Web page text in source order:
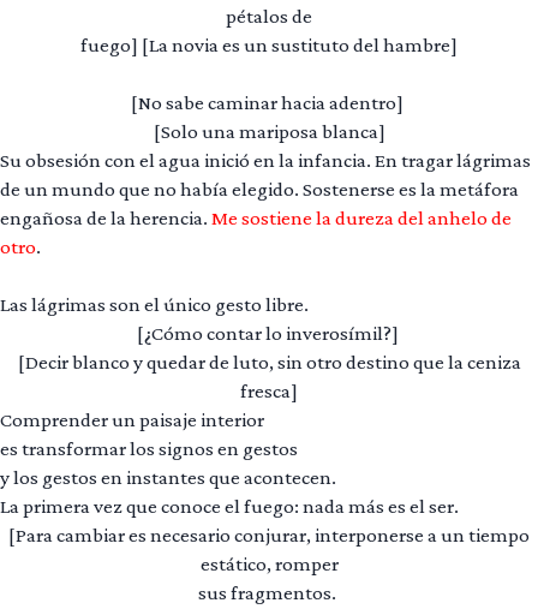
pétalos de
fuego] [La novia es un sustituto del hambre]
[No sabe caminar hacia adentro]
[Solo una mariposa blanca]
Su obsesión con el agua inició en la infancia. En tragar lágrimas
de un mundo que no había elegido. Sostenerse es la metáfora
engañosa de la herencia. Me sostiene la dureza del anhelo de
otro.
Las lágrimas son el único gesto libre.
[¿Cómo contar lo inverosímil?]
[Decir blanco y quedar de luto, sin otro destino que la ceniza
fresca]
Comprender un paisaje interior
es transformar los signos en gestos
y los gestos en instantes que acontecen.
La primera vez que conoce el fuego: nada más es el ser.
[Para cambiar es necesario conjurar, interponerse a un tiempo
estático, romper
sus fragmentos.